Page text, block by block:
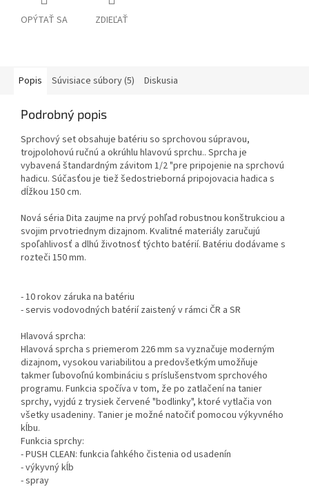
OPÝTAŤ SA ZDIEĽAŤ
Popis Súvisiace súbory (5) Diskusia
Podrobný popis
Sprchový set obsahuje batériu so sprchovou súpravou,
trojpolohovú ručnú a okrúhlu hlavovú sprchu.. Sprcha je
vybavená štandardným závitom 1/2 "pre pripojenie na sprchovú
hadicu. Súčasťou je tiež šedostrieborná pripojovacia hadica s
dĺžkou 150 cm.
Nová séria Dita zaujme na prvý pohľad robustnou konštrukciou a
svojim prvotriednym dizajnom. Kvalitné materiály zaručujú
spoľahlivosť a dlhú životnosť týchto batérií. Batériu dodávame s
rozteči 150 mm.
- 10 rokov záruka na batériu
- servis vodovodných batérií zaistený v rámci ČR a SR
Hlavová sprcha:
Hlavová sprcha s priemerom 226 mm sa vyznačuje moderným
dizajnom, vysokou variabilitou a predovšetkým umožňuje
takmer ľubovoľnú kombináciu s príslušenstvom sprchového
programu. Funkcia spočíva v tom, že po zatlačení na tanier
sprchy, vyjdú z trysiek červené "bodlinky", ktoré vytlačia von
všetky usadeniny. Tanier je možné natočiť pomocou výkyvného
kĺbu.
Funkcia sprchy:
- PUSH CLEAN: funkcia ľahkého čistenia od usadenín
- výkyvný kĺb
- spray